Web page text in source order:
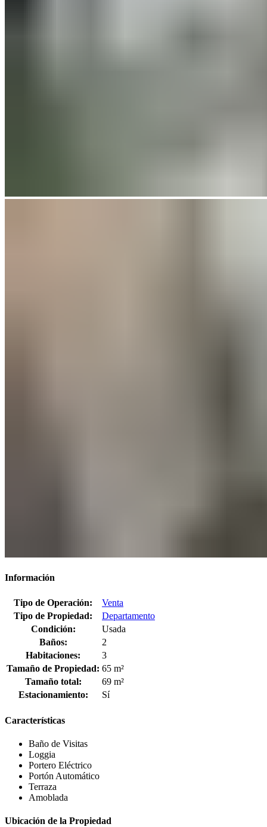
Información
Tipo de Operación:
Venta
Tipo de Propiedad:
Departamento
Condición:
Usada
Baños:
2
Habitaciones:
3
Tamaño de Propiedad: 65 m²
Tamaño total:
69 m²
Estacionamiento:
Sí
Características
Baño de Visitas
Loggia
Portero Eléctrico
Portón Automático
Terraza
Amoblada
Ubicación de la Propiedad